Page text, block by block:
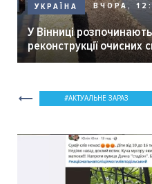
УКРАЇНА ВЧОРА,
У Вінниці
реконструкції
мер Вінниці.
АКТУАЛЬНЕ ЗАРАЗ